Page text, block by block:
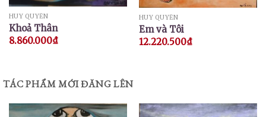
HUY QUYỂN
Khoả Thân
8.860.000₫
HUY QUYỂN
Em và Tôi
12.220.500₫
TÁC PHẨM MỚI ĐĂNG LÊN